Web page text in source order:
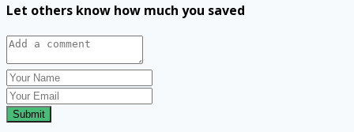
Let others know how much you saved
Submit